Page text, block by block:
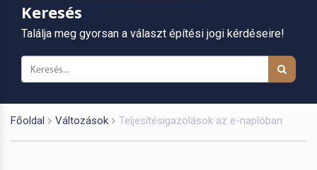
Keresés
Találja meg gyorsan a választ építési jogi kérdéseire!
Főoldal Változások Teljesítésigazolások az e-naplóban